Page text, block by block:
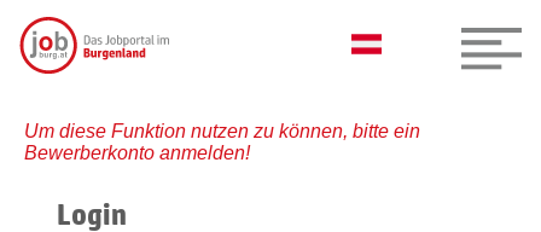
Um diese Funktion nutzen zu können, bitte ein
Bewerberkonto anmelden!
Login